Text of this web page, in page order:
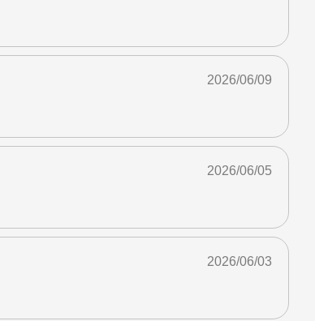
2026/06/09
2026/06/05
2026/06/03